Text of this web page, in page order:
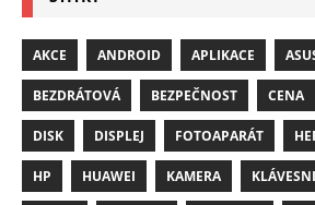
AKCE ANDROID APLIKACE
BEZDRÁTOVÁ BEZPEČNOST CENA
DISK DISPLEJ FOTOAPARÁT
HP HUAWEI KAMERA